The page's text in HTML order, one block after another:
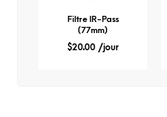
Filtre IR-Pass
(77mm)
$20.00/jour